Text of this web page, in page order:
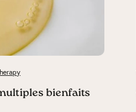
bienfaits